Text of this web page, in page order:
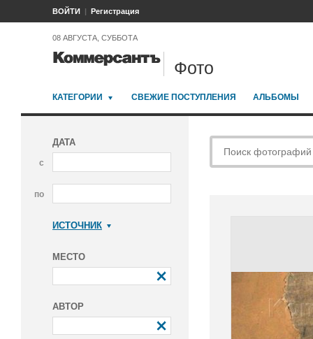
ВОЙТИ Регистрация
08 АВГУСТА, СУББОТА
Фото
КАТЕГОРИИ СВЕЖИЕ ПОСТУПЛЕНИЯ АЛЬБОМЫ
ДАТА
с
по
ИСТОЧНИК
МЕСТО
АВТОР